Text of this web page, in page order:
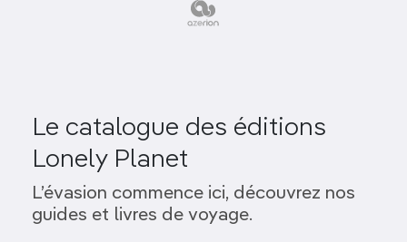
Le catalogue des éditions
Lonely Planet
L’évasion commence ici, découvrez nos
guides et livres de voyage.